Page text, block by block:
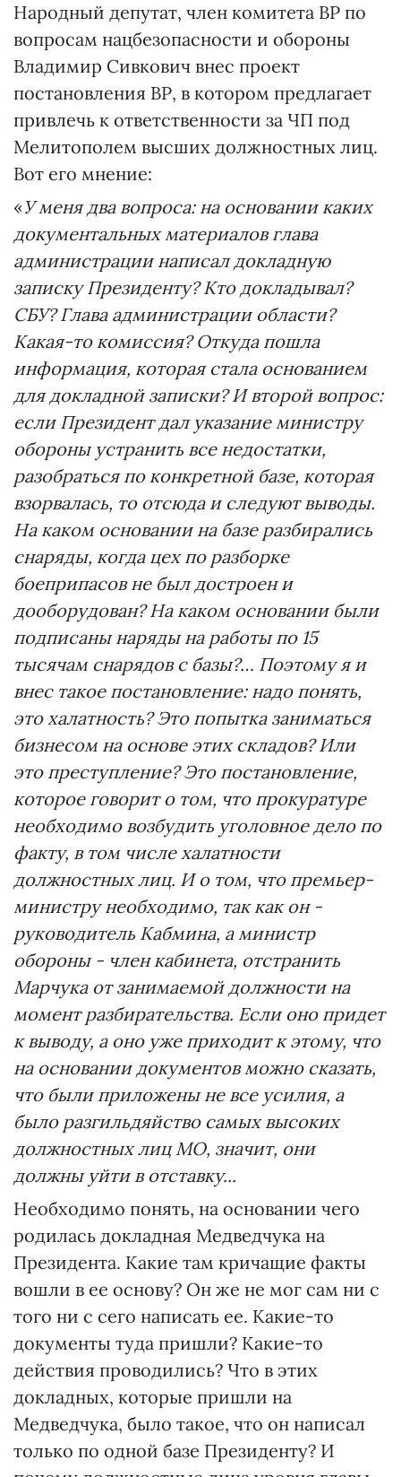
Народный депутат, член комитета ВР по
вопросам нацбезопасности и обороны
Владимир Сивкович внес проект
постановления ВР, в котором предлагает
привлечь к ответственности за ЧП под
Мелитополем высших должностных лиц.
Вот его мнение:
«У меня два вопроса: на основании каких
документальных материалов глава
администрации написал докладную
записку Президенту? Кто докладывал?
СБУ? Глава администрации области?
Какая-то комиссия? Откуда пошла
информация, которая стала основанием
для докладной записки? И второй вопрос:
если Президент дал указание министру
обороны устранить все недостатки,
разобраться по конкретной базе, которая
взорвалась, то отсюда и следуют выводы.
На каком основании на базе разбирались
снаряды, когда цех по разборке
боеприпасов не был достроен и
дооборудован? На каком основании были
подписаны наряды на работы по 15
тысячам снарядов с базы?… Поэтому я и
внес такое постановление: надо понять,
это халатность? Это попытка заниматься
бизнесом на основе этих складов? Или
это преступление? Это постановление,
которое говорит о том, что прокуратуре
необходимо возбудить уголовное дело по
факту, в том числе халатности
должностных лиц. И о том, что премьер-
министру необходимо, так как он -
руководитель Кабмина, а министр
обороны - член кабинета, отстранить
Марчука от занимаемой должности на
момент разбирательства. Если оно придет
к выводу, а оно уже приходит к этому, что
на основании документов можно сказать,
что были приложены не все усилия, а
было разгильдяйство самых высоких
должностных лиц МО, значит, они
должны уйти в отставку...
Необходимо понять, на основании чего
родилась докладная Медведчука на
Президента. Какие там кричащие факты
вошли в ее основу? Он же не мог сам ни с
того ни с сего написать ее. Какие-то
документы туда пришли? Какие-то
действия проводились? Что в этих
докладных, которые пришли на
Медведчука, было такое, что он написал
только по одной базе Президенту? И